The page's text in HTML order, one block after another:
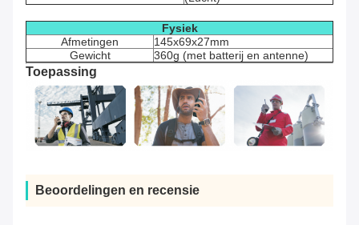
Fysiek
Afmetingen
145x69x27mm
Gewicht
360g (met batterij en antenne)
Toepassing
Beoordelingen en recensie